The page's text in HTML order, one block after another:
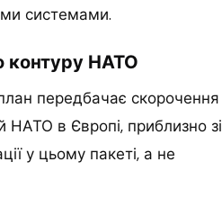
системами.
контуру НАТО
передбачає скорочення
НАТО в Європі, приблизно зі
у цьому пакеті, а не